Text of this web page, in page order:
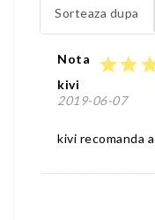
Sorteaza dupa
Nota starstar
kivi
2019-06-07
kivi recomanda